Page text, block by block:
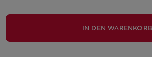
IN DEN WARENKORB